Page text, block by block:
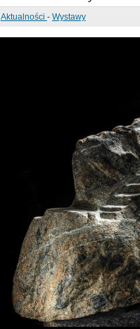
Aktualności - Wystawy